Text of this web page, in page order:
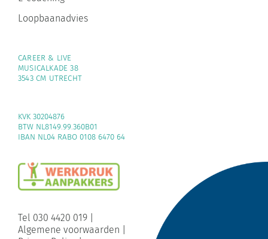
Loopbaanadvies
MUSICALKADE 38
3543 CM UTRECHT
BTW NL8149.99.360B01
IBAN NL04 RABO 0108 6470 64
Algemene voorwaarden
Privacy Policy|